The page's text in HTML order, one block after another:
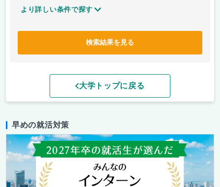
より詳しい条件で探す
検索結果を見る
大学トップに戻る
早めの就活対策